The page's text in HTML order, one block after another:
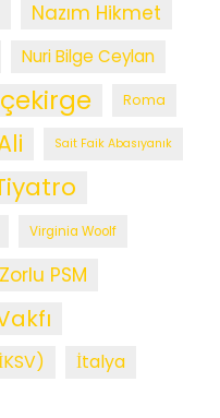
Nazım Hikmet
Nuri Bilge Ceylan
Roma
Sait Faik Abasıyanık
Virginia Woolf
Zorlu PSM
İtalya